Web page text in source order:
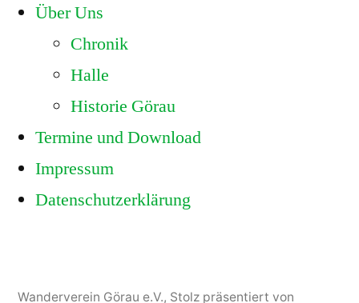
Über Uns
Chronik
Halle
Historie Görau
Termine und Download
Impressum
Datenschutzerklärung
Wanderverein Görau e.V., Stolz präsentiert von